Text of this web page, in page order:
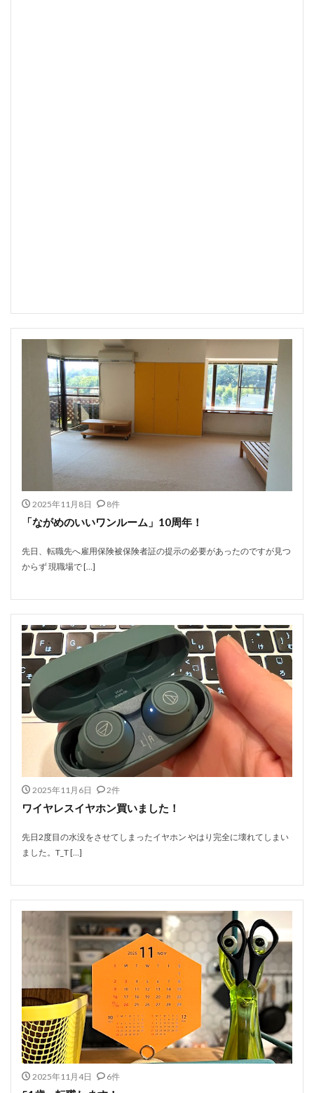
2025年11月8日 8件
「ながめのいいワンルーム」10周年！
先日、転職先へ雇用保険被保険者証の提示の必要があったのですが見つ
からず 現職場で […]
2025年11月6日 2件
ワイヤレスイヤホン買いました！
先日2度目の水没をさせてしまったイヤホン やはり完全に壊れてしまい
ました。T_T […]
2025年11月4日 6件